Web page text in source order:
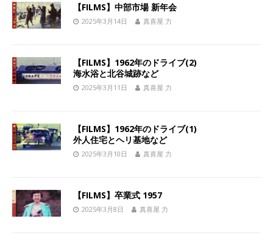
【FILMS】中部市場 新年会
2025年3月14日 真喜屋 力
【FILMS】1962年のドライブ(2)
海水浴と北谷城跡など
2025年3月11日 真喜屋 力
【FILMS】1962年のドライブ(1)
外人住宅とヘリ基地など
2025年3月10日 真喜屋 力
【FILMS】卒業式 1957
2025年3月8日 真喜屋 力